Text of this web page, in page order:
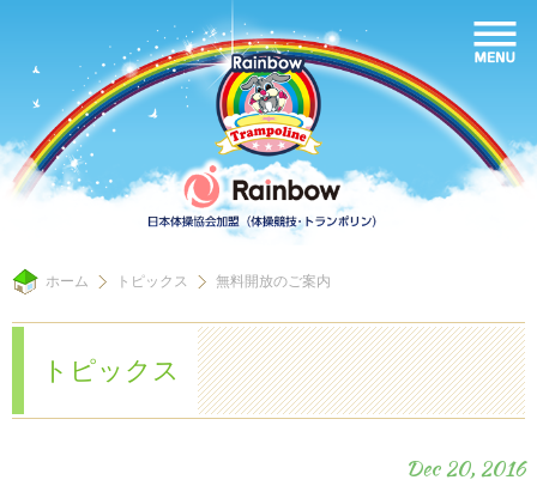
ホーム トピックス 無料開放のご案内
トピックス
Dec 20, 2016